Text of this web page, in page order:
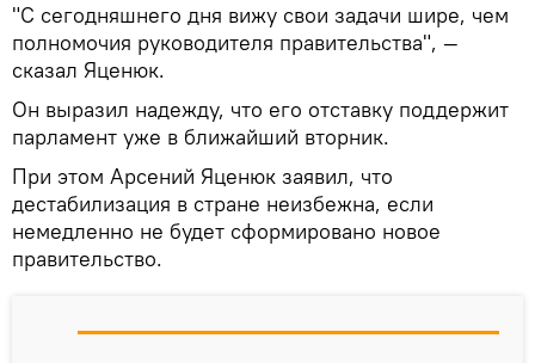
"С сегодняшнего дня вижу свои задачи шире, чем
полномочия руководителя правительства", —
сказал Яценюк.
Он выразил надежду, что его отставку поддержит
парламент уже в ближайший вторник.
При этом Арсений Яценюк заявил, что
дестабилизация в стране неизбежна, если
немедленно не будет сформировано новое
правительство.